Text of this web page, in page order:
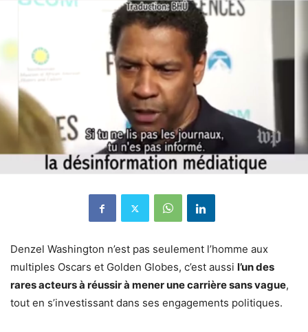
Denzel Washington n’est pas seulement l’homme aux
multiples Oscars et Golden Globes, c’est aussi l’un des
rares acteurs à réussir à mener une carrière sans vague,
tout en s’investissant dans ses engagements politiques.